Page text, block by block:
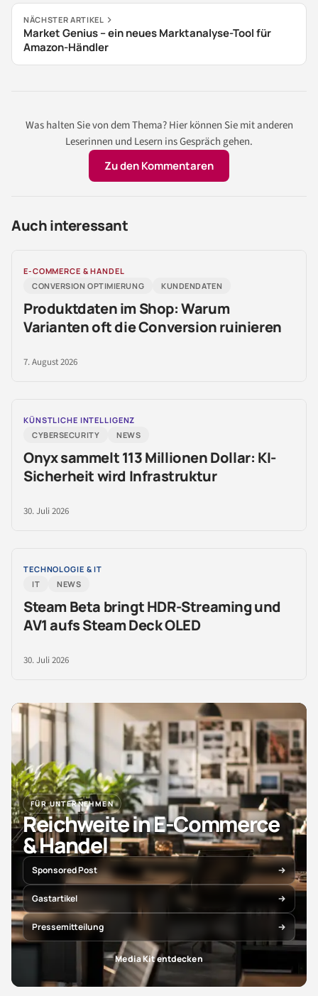
NÄCHSTER ARTIKEL
Market Genius – ein neues Marktanalyse-Tool für
Amazon-Händler
Was halten Sie von dem Thema? Hier können Sie mit anderen
Leserinnen und Lesern ins Gespräch gehen.
Zu den Kommentaren
Auch interessant
E-COMMERCE & HANDEL
CONVERSION OPTIMIERUNG
KUNDENDATEN
Produktdaten im Shop: Warum
Varianten oft die Conversion ruinieren
7. August 2026
KÜNSTLICHE INTELLIGENZ
CYBERSECURITY
NEWS
Onyx sammelt 113 Millionen Dollar: KI-
Sicherheit wird Infrastruktur
30. Juli 2026
TECHNOLOGIE & IT
IT
NEWS
Steam Beta bringt HDR-Streaming und
AV1 aufs Steam Deck OLED
30. Juli 2026
FÜR UNTERNEHMEN
Reichweite in E-Commerce
& Handel
Sponsored Post
Gastartikel
Pressemitteilung
Media Kit entdecken